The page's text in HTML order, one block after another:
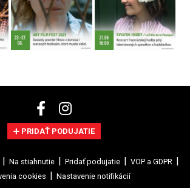
PRIDAŤ PODUJATIE
Na stiahnutie Pridať podujatie
VOP a GDPR
cookies
Nastavenie notifikácií